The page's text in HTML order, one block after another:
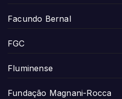
Facundo Bernal
FGC
Fluminense
Fundação Magnani-Rocca